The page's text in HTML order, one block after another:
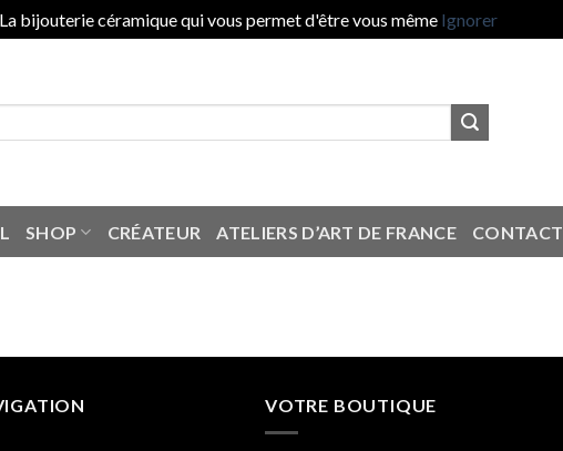
La bijouterie céramique qui vous permet d'être vous même Ignorer
SHOP CRÉATEUR ATELIERS D’ART DE FRANCE CONTACT
VOTRE BOUTIQUE